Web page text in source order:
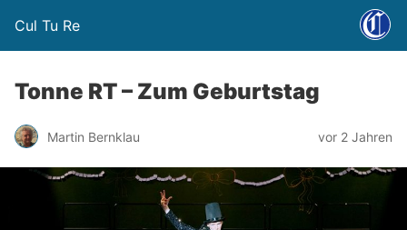
Cul Tu Re
Tonne RT – Zum Geburtstag
Martin Bernklau vor 2 Jahren